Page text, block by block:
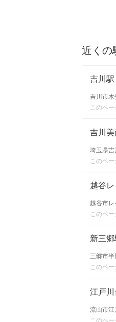
近くの
吉川駅
吉川市
このペ
吉川
埼玉県吉
このペ
越谷
越谷市
このペ
新三郷
三郷市半
このペ
江戸
流山市江
このペ